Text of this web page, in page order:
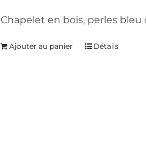
Chapelet en bois, perles bleu
Ajouter au panier Détails